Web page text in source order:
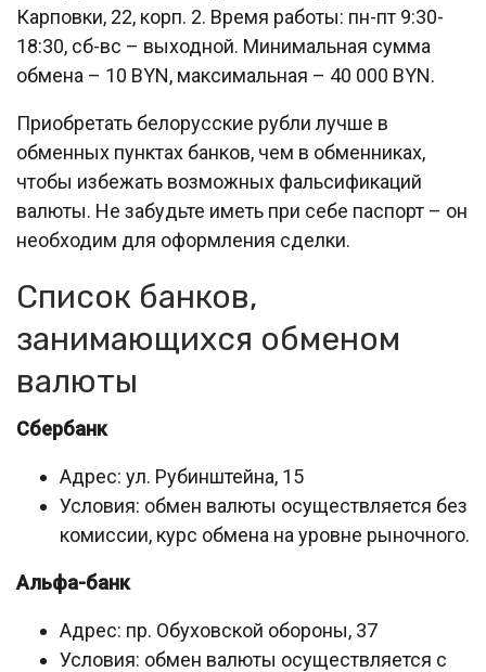
Карповки, 22, корп. 2. Время работы: пн-пт 9:30-
18:30, сб-вс – выходной. Минимальная сумма
обмена – 10 BYN, максимальная – 40 000 BYN.
Приобретать белорусские рубли лучше в
обменных пунктах банков, чем в обменниках,
чтобы избежать возможных фальсификаций
валюты. Не забудьте иметь при себе паспорт – он
необходим для оформления сделки.
Список банков,
занимающихся обменом
валюты
Сбербанк
Адрес: ул. Рубинштейна, 15
Условия: обмен валюты осуществляется без
комиссии, курс обмена на уровне рыночного.
Альфа-банк
Адрес: пр. Обуховской обороны, 37
Условия: обмен валюты осуществляется с